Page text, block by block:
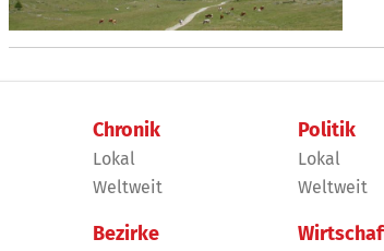
Chronik
Lokal
Weltweit
Bezirke
Politik
Lokal
Weltweit